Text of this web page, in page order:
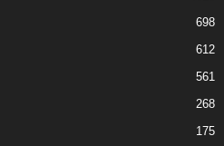
698
612
561
268
175